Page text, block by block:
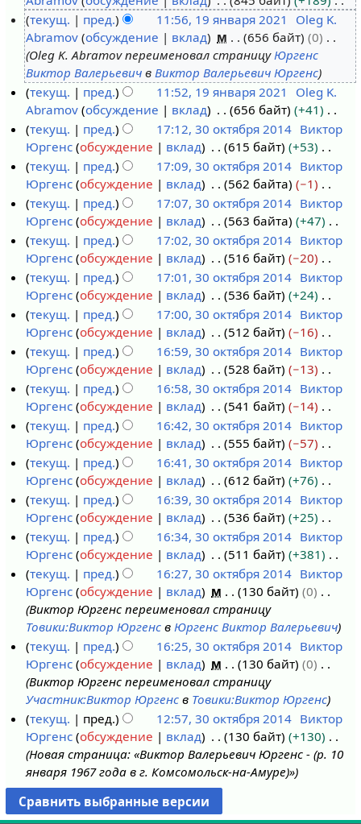
9
а
я
0
1
Н
е
т
о
п
и
с
а
н
и
п
р
а
в
к
и
текущ. пред. 11:56, 19 января 2021
Oleg K.
Abramov обсуждение вклад м 656 байт
0
Oleg K. Abramov переименовал страницуЮргенс
Виктор Валерьевич вВиктор Валерьевич Юргенс
текущ.
пред. 11:52, 19 января 2021
Oleg K.
Abramov обсуждение вклад 656 байт
+41
Н
е
т
о
п
и
с
а
и
я
п
р
а
в
к
и
0
к
я
р
2
1
текущ. пред. 17:12, 30 октября 2014 Виктор
Юргенс обсуждение вклад 615 байт
+53
Н
е
т
о
п
и
с
а
и
я
п
р
а
в
к
и
текущ. пред. 17:09, 30 октября 2014 Виктор
Юргенс обсуждение вклад 562 байта
−1
Н
е
т
о
п
и
с
а
и
я
п
р
а
в
к
и
текущ. пред. 17:07, 30 октября 2014 Виктор
Юргенс обсуждение вклад 563 байта
+47
Н
е
т
о
п
и
с
а
и
я
п
р
а
в
к
и
текущ. пред. 17:02, 30 октября 2014 Виктор
Юргенс обсуждение вклад 516 байт
−20
Н
е
т
о
п
и
с
а
и
я
п
р
а
в
к
и
текущ. пред. 17:01, 30 октября 2014 Виктор
Юргенс обсуждение вклад 536 байт
+24
Н
е
т
о
п
и
с
а
и
я
п
р
а
в
к
и
текущ. пред. 17:00, 30 октября 2014 Виктор
Юргенс обсуждение вклад 512 байт
−16
Н
е
т
о
п
и
с
а
и
я
п
р
а
в
к
и
текущ. пред. 16:59, 30 октября 2014 Виктор
Юргенс обсуждение вклад 528 байт
−13
Н
е
т
о
п
и
с
а
и
я
п
р
а
в
к
и
текущ. пред. 16:58, 30 октября 2014 Виктор
Юргенс обсуждение вклад 541 байт
−14
Н
е
т
о
п
и
с
а
и
я
п
р
а
в
к
и
текущ. пред. 16:42, 30 октября 2014 Виктор
Юргенс обсуждение вклад 555 байт
−57
Н
е
т
о
п
и
с
а
н
и
п
р
а
в
к
и
текущ. пред. 16:41, 30 октября 2014 Виктор
Юргенс обсуждение вклад 612 байт
+76
Н
е
т
о
п
и
с
а
н
и
я
п
а
в
к
и
текущ. пред. 16:39, 30 октября 2014 Виктор
Юргенс обсуждение вклад 536 байт
+25
Н
е
т
о
п
и
с
а
н
и
я
п
р
а
к
и
текущ. пред. 16:34, 30 октября 2014 Виктор
Юргенс обсуждение вклад 511 байт
+381
Н
е
т
о
п
и
с
а
н
и
я
п
р
а
в
текущ. пред. 16:27, 30 октября 2014 Виктор
Юргенс обсуждение вклад м 130 байт
0
Виктор Юргенс переименовал страницу
Товики:Виктор Юргенс вЮргенс Виктор Валерьевич
текущ.
пред. 16:25, 30 октября 2014 Виктор
Юргенс обсуждение вклад м 130 байт
0
Виктор Юргенс переименовал страницу
Участник:Виктор Юргенс в Товики:Виктор Юргенс
текущ.
пред. 12:57, 30 октября 2014 Виктор
Юргенс обсуждение вклад 130 байт
+130
Новая страница: «Виктор Валерьевич Юргенс - (р. 10
января 1967 года в г. Комсомольск-на-Амуре)»